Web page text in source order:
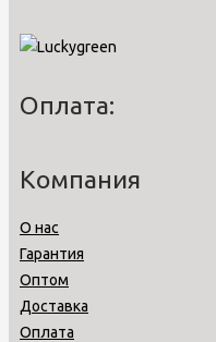
Оплата:
Компания
О нас
Гарантия
Оптом
Доставка
Оплата